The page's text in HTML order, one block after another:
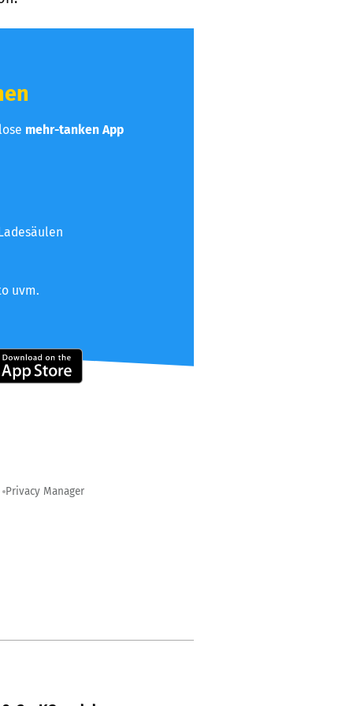
mehr-tanken App
uvm.
Privacy Manager